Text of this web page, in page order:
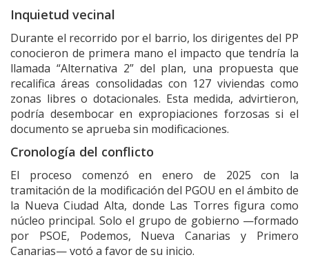
Inquietud vecinal
Durante el recorrido por el barrio, los dirigentes del PP
conocieron de primera mano el impacto que tendría la
llamada “Alternativa 2” del plan, una propuesta que
recalifica áreas consolidadas con 127 viviendas como
zonas libres o dotacionales. Esta medida, advirtieron,
podría desembocar en expropiaciones forzosas si el
documento se aprueba sin modificaciones.
Cronología del conflicto
El proceso comenzó en enero de 2025 con la
tramitación de la modificación del PGOU en el ámbito de
la Nueva Ciudad Alta, donde Las Torres figura como
núcleo principal. Solo el grupo de gobierno —formado
por PSOE, Podemos, Nueva Canarias y Primero
Canarias— votó a favor de su inicio.